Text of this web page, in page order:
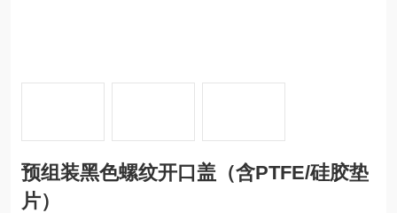
预组装黑色螺纹开口盖（含PTFE/硅胶垫
片）